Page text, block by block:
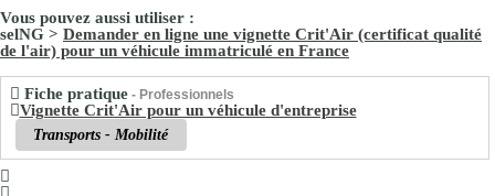
Vous pouvez aussi utiliser :
selNG > Demander en ligne une vignette Crit'Air (certificat qualité
de l'air) pour un véhicule immatriculé en France
Fiche pratique- Professionnels
Vignette Crit'Air pour un véhicule d'entreprise
Transports - Mobilité